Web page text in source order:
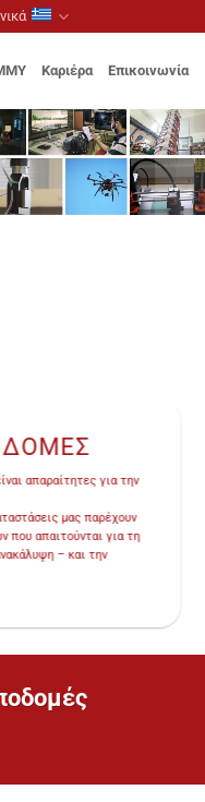
Καριέρα Επικοινωνία
απαραίτητες για την
μας παρέχουν
που απαιτούνται για τη
– και την